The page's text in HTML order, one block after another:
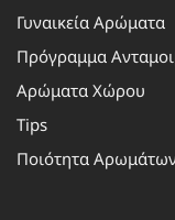
Γυναικεία Αρώματα
Πρόγραμμα
Αρώματα Χώρου
Tips
Ποιότητα